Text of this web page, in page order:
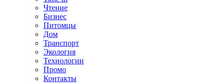
Чтение
Бизнес
Питомцы
Дом
Транспорт
Экология
Технологии
Промо
Контакты